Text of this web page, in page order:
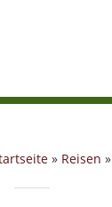
» Reisen »